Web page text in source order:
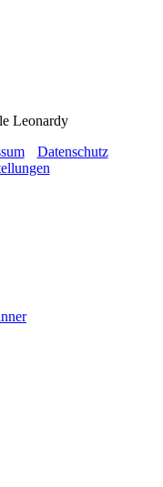
Leonardy
Datenschutz